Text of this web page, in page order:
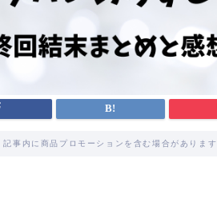
記事内に商品プロモーションを含む場合があります